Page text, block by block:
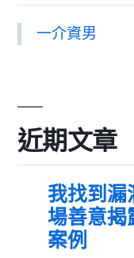
一介資男
近期文章
我找到漏
場善意揭
案例